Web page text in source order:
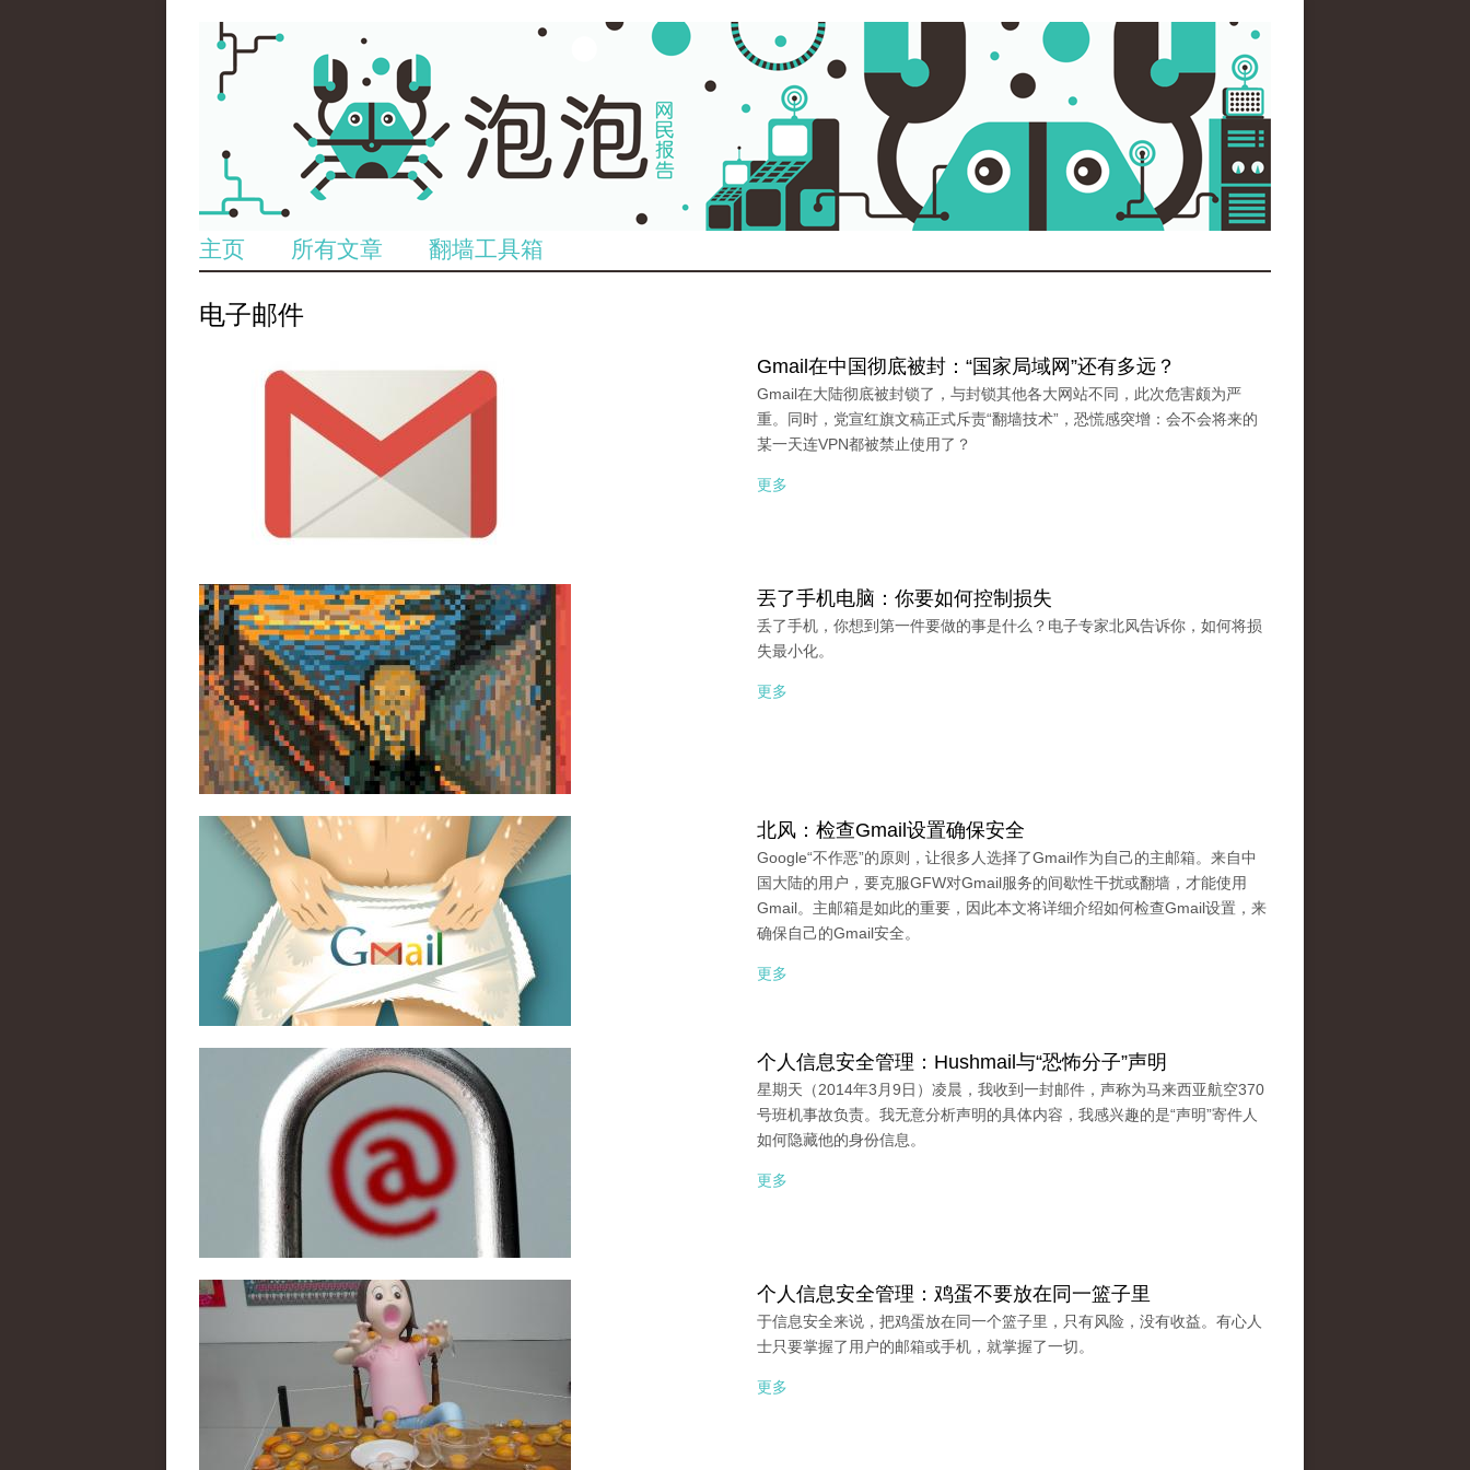
主页 所有文章 翻墙工具箱
电子邮件
Gmail在中国彻底被封：“国家局域网”还有多远？
Gmail在大陆彻底被封锁了，与封锁其他各大网站不同，此次危害颇为严
重。同时，党宣红旗文稿正式斥责“翻墙技术”，恐慌感突增：会不会将来的
某一天连VPN都被禁止使用了？
更多
丟了手机电脑：你要如何控制损失
丢了手机，你想到第一件要做的事是什么？电子专家北风告诉你，如何将损
失最小化。
更多
北风：检查Gmail设置确保安全
Google“不作恶”的原则，让很多人选择了Gmail作为自己的主邮箱。来自中
国大陆的用户，要克服GFW对Gmail服务的间歇性干扰或翻墙，才能使用
Gmail。主邮箱是如此的重要，因此本文将详细介绍如何检查Gmail设置，来
确保自己的Gmail安全。
更多
个人信息安全管理：Hushmail与“恐怖分子”声明
星期天（2014年3月9日）凌晨，我收到一封邮件，声称为马来西亚航空370
号班机事故负责。我无意分析声明的具体内容，我感兴趣的是“声明”寄件人
如何隐藏他的身份信息。
更多
个人信息安全管理：鸡蛋不要放在同一篮子里
于信息安全来说，把鸡蛋放在同一个篮子里，只有风险，没有收益。有心人
士只要掌握了用户的邮箱或手机，就掌握了一切。
更多